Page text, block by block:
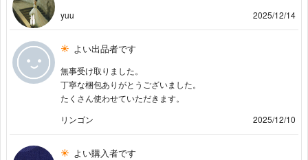
yuu 2025/12/14
よい出品者です
無事受け取りました。
丁寧な梱包ありがとうございました。
たくさん使わせていただきます。
リンゴン
2025/12/10
よい購入者です